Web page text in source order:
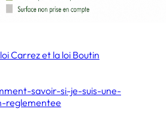
Carrez et la loi Boutin